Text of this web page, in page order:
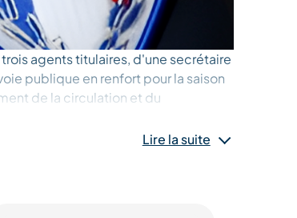
agents titulaires, d'une secrétaire
publique en renfort pour la saison
de la circulation et du
gestion des nuisances sonores
de nuit, le respect du
sur la voie publique. En outre, ses
Lire la suite